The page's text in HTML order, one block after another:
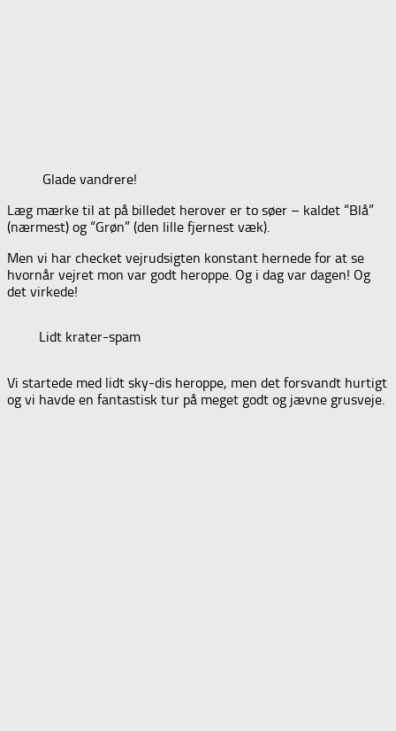
Glade vandrere!
Læg mærke til at på billedet herover er to søer – kaldet “Blå”
(nærmest) og “Grøn” (den lille fjernest væk).
Men vi har checket vejrudsigten konstant hernede for at se
hvornår vejret mon var godt heroppe. Og i dag var dagen! Og
det virkede!
Lidt krater-spam
Vi startede med lidt sky-dis heroppe, men det forsvandt hurtigt
og vi havde en fantastisk tur på meget godt og jævne grusveje.